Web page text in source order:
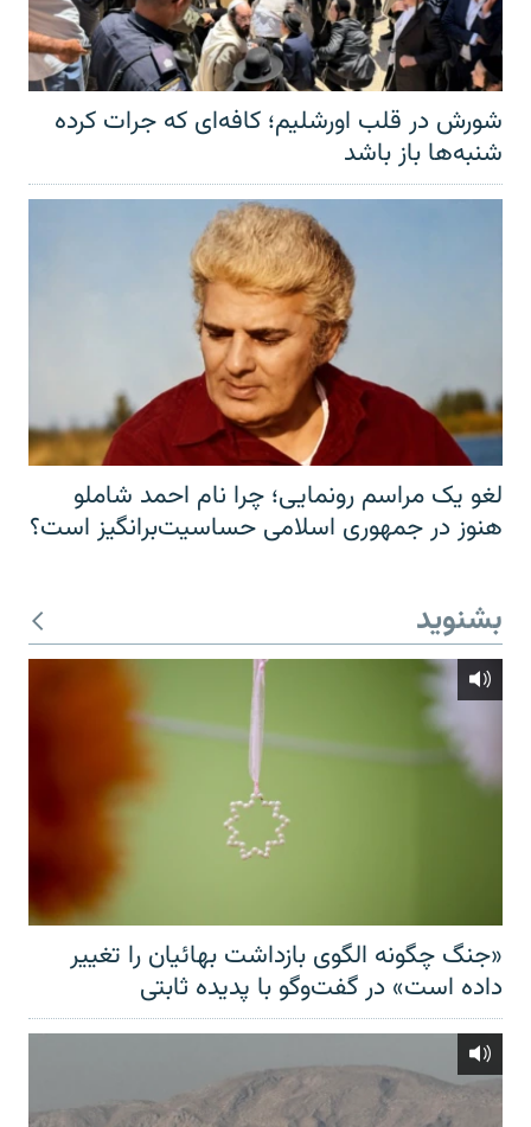
شورش در قلب اورشلیم؛ کافه‌ای که جرات کرده
شنبه‌ها باز باشد
لغو یک مراسم رونمایی؛ چرا نام احمد شاملو
هنوز در جمهوری اسلامی حساسیت‌برانگیز است؟
بشنوید
«جنگ چگونه الگوی بازداشت بهائیان را تغییر
داده است» در گفت‌وگو با پدیده ثابتی